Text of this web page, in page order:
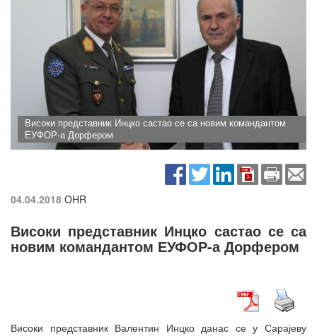
Високи представник Инцко састао се са новим командантом
ЕУФОР-а Дорфером
04.04.2018 OHR
Високи представник Инцко састао се са
новим командантом ЕУФОР-а Дорфером
Високи представник Валентин Инцко данас се у Сарајеву